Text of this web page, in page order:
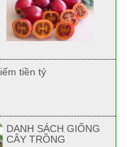
tiền tỷ
DANH SÁCH GIỐNG
CÂY TRỒNG